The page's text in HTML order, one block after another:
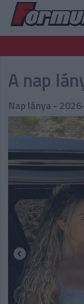
FORMULA
NEMZETKÖZI
RETRO
PODCAST
VERSENYNAPTÁRAK
A nap
Nap lánya -